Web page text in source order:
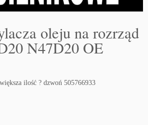
oleju na rozrząd
N47D20 OE
ilość ? dzwoń 505766933